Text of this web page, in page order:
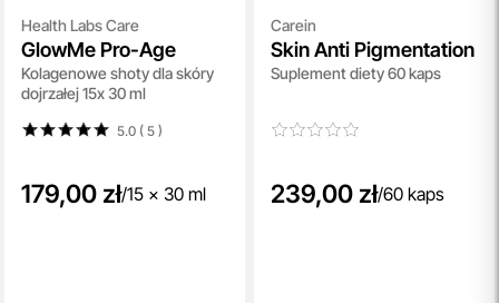
Health Labs Care
GlowMe Pro-Age
Kolagenowe shoty dla skóry
dojrzałej 15x 30 ml
5.0 ( 5)
179,00 zł/15 x 30 ml
Carein
Skin Anti Pigmentation
Suplement diety 60 kaps
239,00 zł/60 kaps